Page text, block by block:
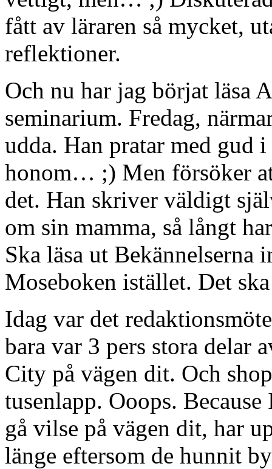
fått av läraren så mycket,
reflektioner.
Och nu har jag börjat läsa
seminarium. Fredag,
udda. Han pratar med gud
honom… ;) Men försöker
det. Han skriver väldigt
om sin mamma, så långt
Ska läsa ut Bekännelserna
Moseboken istället. Det
Idag var det
bara var 3 pers stora delar
City på vägen dit. Och
tusenlapp. Ooops.
gå vilse på vägen dit, har
länge eftersom de hunnit